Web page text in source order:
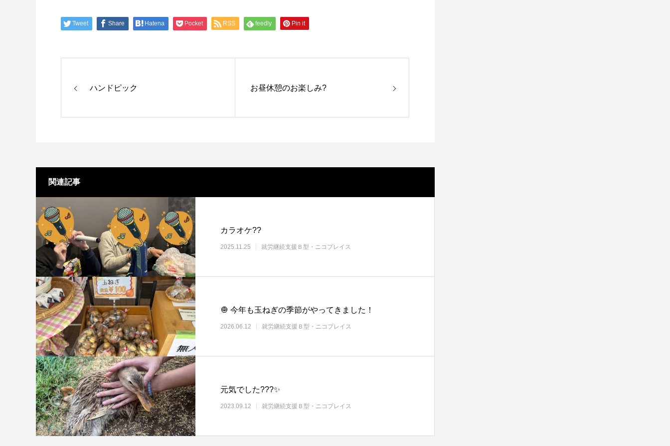
Tweet Share Hatena Pocket RSS feedly Pin it
ハンドピック お昼休憩のお楽しみ?
関連記事
カラオケ??
2025.11.25 就労継続支援Ｂ型・ニコプレイス
🧅 今年も玉ねぎの季節がやってきました！
2026.06.12 就労継続支援Ｂ型・ニコプレイス
元気でした???✨
2023.09.12 就労継続支援Ｂ型・ニコプレイス